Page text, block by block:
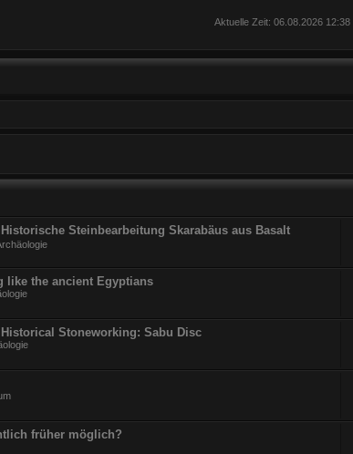
Aktuelle Zeit: 06.08.2026 12:38
Steinbearbeitung Skarabäus aus Basalt
like the ancient Egyptians
Stoneworking: Sabu Disc
früher möglich?